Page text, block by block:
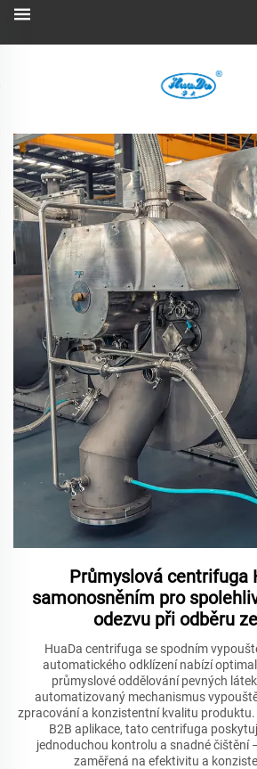
Průmyslová centrifuga
samonosněním pro
odezvu při odběru
HuaDa centrifuga se spodním
automatického odklízení nabízí
průmyslové oddělování pevných
automatizovaný mechanismus
zpracování a konzistentní kvalitu
B2B aplikace, tato centrifuga
jednoduchou kontrolu a snadné čištění
zaměřená na efektivitu a